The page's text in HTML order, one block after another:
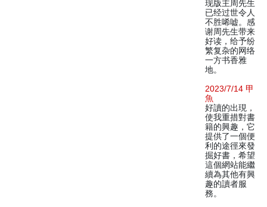
现版主周先生
已经过世令人
不胜唏嘘。感
谢周先生带来
好读，给予纷
繁复杂的网络
一方书香雅
地。
2023/7/14 甲
魚
好讀的出現，
使我重措對書
籍的興趣，它
提供了一個便
利的途徑來發
掘好書，希望
這個網站能繼
續為其他有興
趣的讀者服
務。